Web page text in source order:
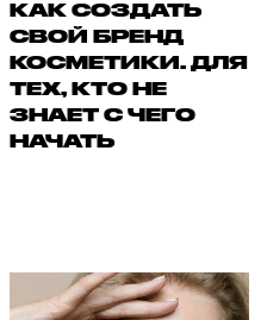
КАК СОЗДАТЬ
СВОЙ БРЕНД
КОСМЕТИКИ. ДЛЯ
ТЕХ, КТО НЕ
ЗНАЕТ С ЧЕГО
НАЧАТЬ